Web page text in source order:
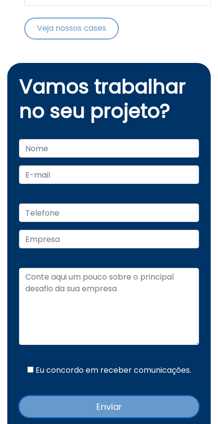
Veja nossos cases
Vamos trabalhar
no seu projeto?
Eu concordo em receber comunicações.